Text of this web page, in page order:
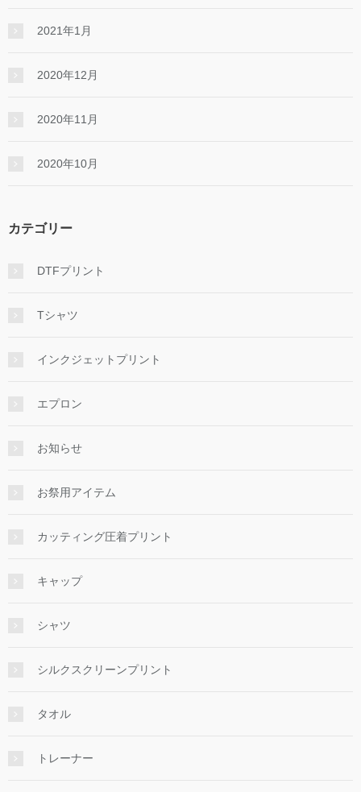
2021年1月
2020年12月
2020年11月
2020年10月
カテゴリー
DTFプリント
Tシャツ
インクジェットプリント
エプロン
お知らせ
お祭用アイテム
カッティング圧着プリント
キャップ
シャツ
シルクスクリーンプリント
タオル
トレーナー